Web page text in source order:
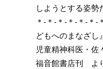
しようとする姿勢
＊-＊-＊-＊-＊-＊
どもへのまなざ
児童精神科医・佐
福音館書店刊 よ